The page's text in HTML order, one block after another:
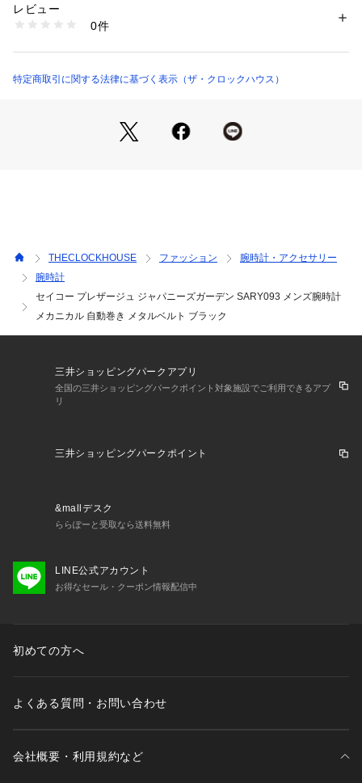
耳で楽しむことができます。
商品番号 SARY093
商品名
セイコー プレザージュ ベーシックライン (SE
ジャパニーズガーデン (Japanese Garden)
精度 日差＋45秒～－35秒
駆動期間
ケース材質
ステンレス
裏ぶた：ステンレスとガラス
ガラス材質 デュアルカーブサファイア
中留
ケースサイ
ズ
厚さ：12.5mm
横：41.8mm
重さ 132.0g
その他仕様
その他特徴
24時針つき
保証 正規メーカー保証3年間
商品番号：
SARY093 （ショップ）
レビュー
0件
特定商取引に関する法律に基づく表示（ザ・クロックハウス）
THECLOCKHOUSE ファッション
腕時計・アクセサリー
腕時計
セイコー プレザージュ ジャパニーズガーデン SARY093 メンズ腕時計
メカニカル 自動巻き メタルベルト ブラック
三井ショッピングパークアプリ
全国の三井ショッピングパークポイント対象施設でご利用できるアプ
リ
三井ショッピングパークポイント
&mallデスク
ららぽーと受取なら送料無料
LINE公式アカウント
お得なセール・クーポン情報配信中
初めての方へ
よくある質問・お問い合わせ
会社概要・利用規約など